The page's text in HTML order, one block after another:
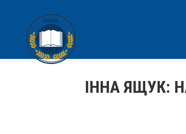
ІННА ЯЩУК: